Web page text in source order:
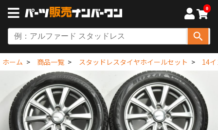
0
ホーム 商品一覧 スタッドレスタイヤホイールセット 14